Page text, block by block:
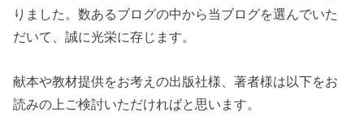
りました。数あるブログの中から当ブログを選んでいた
だいて、誠に光栄に存じます。
献本や教材提供をお考えの出版社様、著者様は以下をお
読みの上ご検討いただければと思います。